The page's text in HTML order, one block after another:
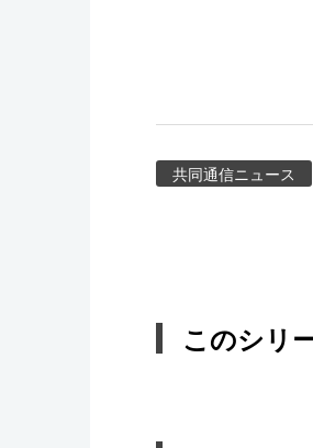
共同通信ニュース
このシリ